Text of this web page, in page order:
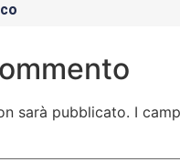
sarà pubblicato. I